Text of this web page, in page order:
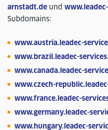
arnstadt.de und
Subdomains:
www.austria.leadec-
www.brazil.leadec-
www.canada.leadec-
www.czech-
www.france.leadec-
www.germany.leadec-
www.hungary.leadec-